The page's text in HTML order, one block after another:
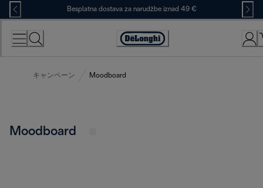
Skip
to
Content
Besplatna dostava za narudžbe iznad 49 €
Accessibility
キャンペーン Moodboard
Moodboard